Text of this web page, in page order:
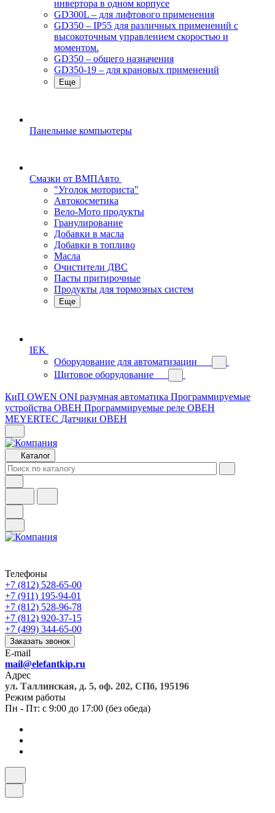
инвертора в одном корпусе
GD300L – для лифтового применения
GD350 – IP55 для различных применений с
высокоточным управлением скоростью и
моментом.
GD350 – общего назначения
GD350-19 – для крановых применений
Еще
Панельные компьютеры
Смазки от ВМПАвто
"Уголок моториста"
Автокосметика
Вело-Мото продукты
Гранулирование
Добавки в масла
Добавки в топливо
Масла
Очистители ДВС
Пасты притирочные
Продукты для тормозных систем
Еще
IEK
Оборудование для автоматизации
Щитовое оборудование
КиП OWEN ONI разумная автоматика Программируемые
устройства ОВЕН Программируемые реле ОВЕН
MEYERTEC Датчики ОВЕН
Каталог
Телефоны
+7 (812) 528-65-00
+7 (911) 195-94-01
+7 (812) 528-96-78
+7 (812) 920-37-15
+7 (499) 344-65-00
Заказать звонок
E-mail
mail@elefantkip.ru
Адрес
ул. Таллинская, д. 5, оф. 202, СПб, 195196
Режим работы
Пн - Пт: с 9:00 до 17:00 (без обеда)